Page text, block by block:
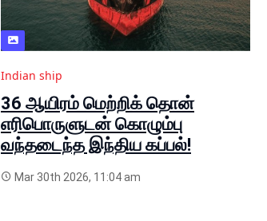
Indian ship
36 ஆயிரம் மெற்றிக் தொன்
எரிபொருளுடன் கொழும்பு
வந்தடைந்த இந்திய கப்பல்!
Mar 30th 2026, 11:04 am